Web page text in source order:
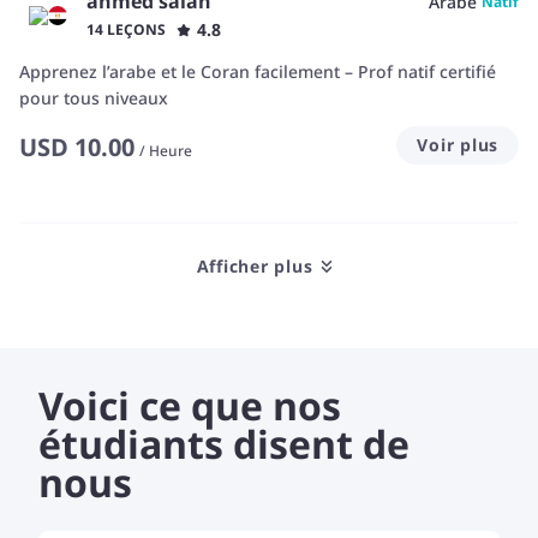
14 LEÇONS
4.8
Apprenez l’arabe et le Coran facilement – Prof natif certifié
pour tous niveaux
USD 10.00 / Heure Voir plus
Afficher plus
Voici ce que nos
étudiants disent de
nous